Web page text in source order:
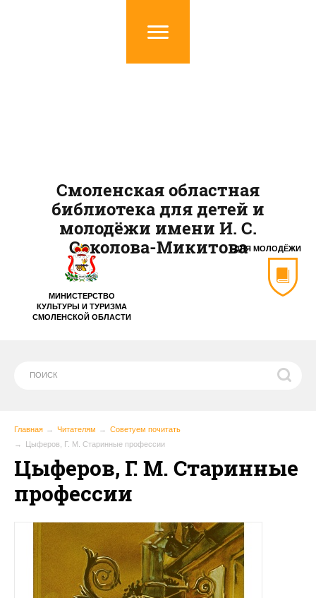
МИНИСТЕРСТВО
КУЛЬТУРЫ И ТУРИЗМА
СМОЛЕНСКОЙ ОБЛАСТИ
ДЛЯ МОЛОДЁЖИ
Смоленская областная
библиотека для детей и
молодёжи имени И. С.
Соколова-Микитова
Главная Читателям
Советуем почитать
Цыферов, Г. М. Старинные профессии
Цыферов, Г. М. Старинные
профессии